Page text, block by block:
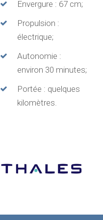
Envergure : 67 cm;
Propulsion :
électrique;
Autonomie :
environ 30 minutes;
Portée : quelques
kilomètres.